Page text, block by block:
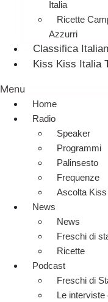
Italia
Ricette
Azzurri
Classifica
Kiss Kiss Italia
Menu
Home
Radio
Speaker
Programmi
Palinsesto
Frequenze
Ascolta
News
News
Freschi di
Ricette
Podcast
Freschi di
Le